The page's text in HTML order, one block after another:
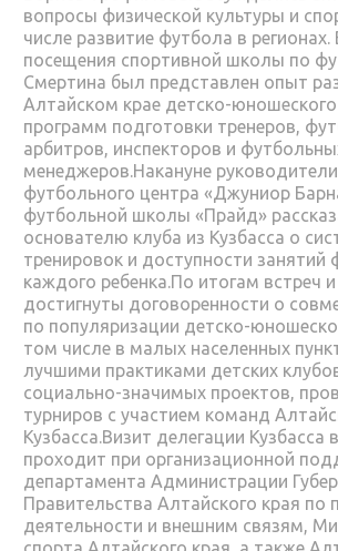
вопросы физической культуры и
числе развитие футбола в
посещения спортивной школы по
Смертина был представлен опыт
Алтайском крае детско-
программ подготовки тренеров,
арбитров, инспекторов и
менеджеров.Накануне
футбольного центра «Джуниор
футбольной школы «Прайд»
основателю клуба из Кузбасса о
тренировок и доступности
каждого ребенка.По итогам встреч
достигнуты договоренности о
по популяризации детско-
том числе в малых населенных
лучшими практиками детских
социально-значимых проектов,
турниров с участием команд
Кузбасса.Визит делегации Кузбасса
проходит при организационной
департамента Администрации
Правительства Алтайского края по
деятельности и внешним связям,